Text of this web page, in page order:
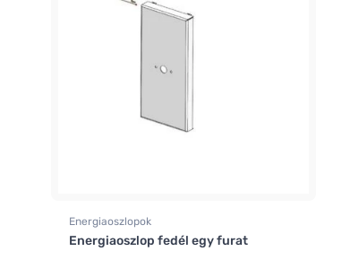
Energiaoszlopok
Energiaoszlop fedél egy furat